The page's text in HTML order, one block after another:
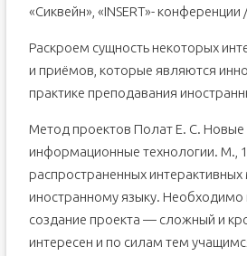
«Сиквейн», «INSERT»-
Раскроем сущность некоторых
и приёмов, которые являются
практике преподавания
Метод проектов Полат Е. С. Новые
информационные технологии. М.,
распространенных
иностранному языку. Необходимо
создание проекта — сложный и
интересен и по силам тем